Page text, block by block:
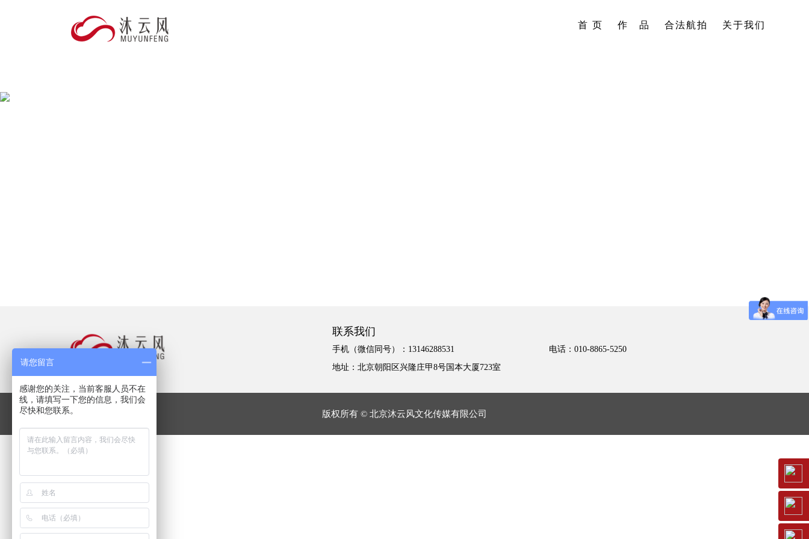
首 页 作 品 合法航拍 关于我们
联系我们
手机（微信同号）：13146288531
电话：010-8865-5250
地址：北京朝阳区兴隆庄甲8号国本大厦723室
版权所有 © 北京沐云风文化传媒有限公司
请您留言
感谢您的关注，当前客服人员不在
线，请填写一下您的信息，我们会
尽快和您联系。